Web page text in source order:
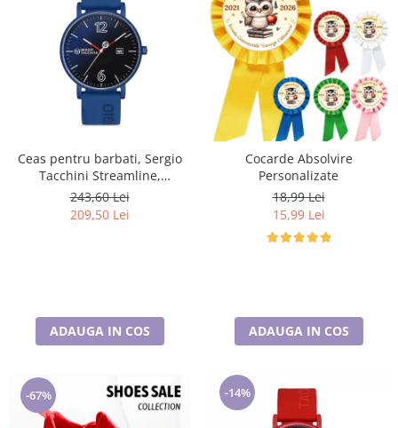
Ceas pentru barbati, Sergio
Tacchini Streamline,
ST.1.10116.2
243,60 Lei
209,50 Lei
ADAUGA IN COS
Cocarde Absolvire
Personalizate
18,99 Lei
15,99 Lei
ADAUGA IN COS
-67% -14%